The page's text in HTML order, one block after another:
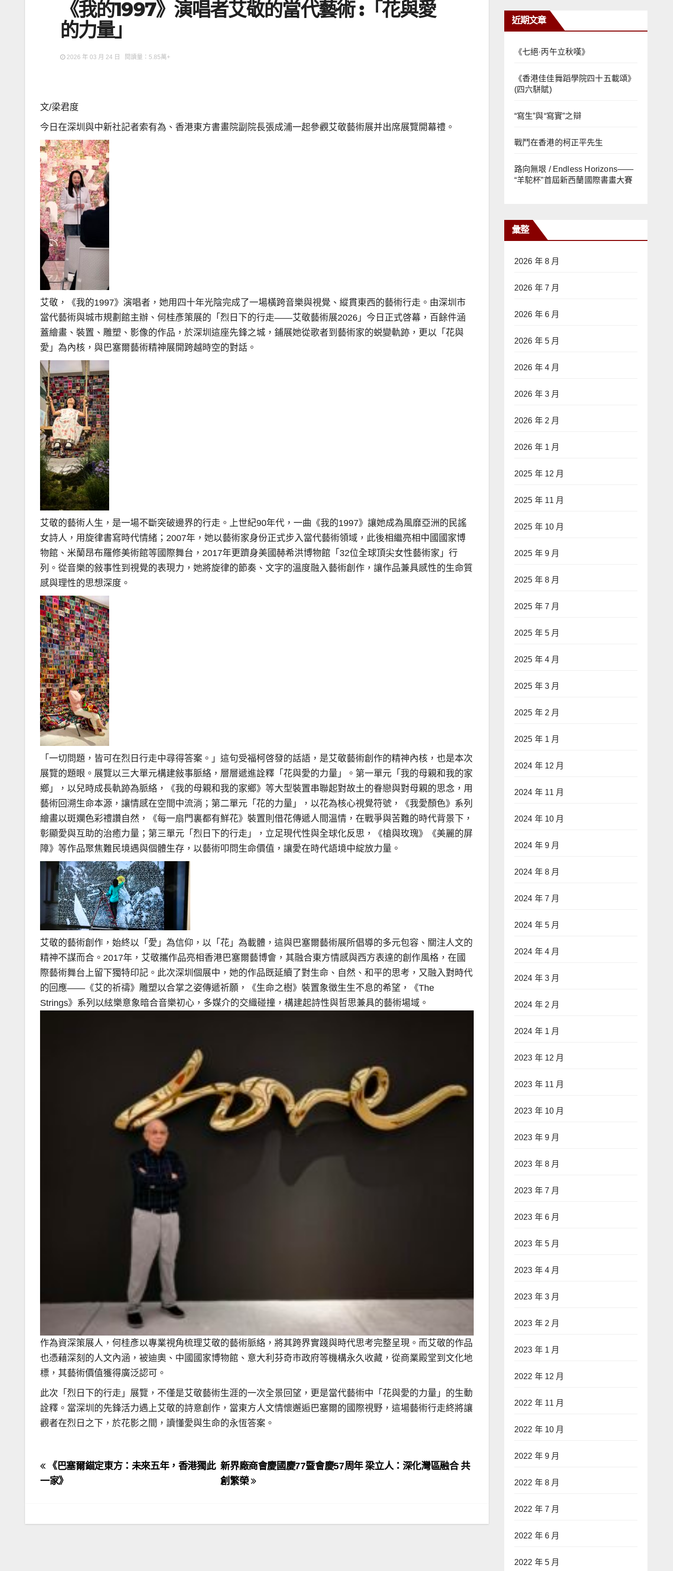
《我的1997》演唱者艾敬的當代藝術 :「花與愛
的力量」
2026 年 03 月 24 日 閱讀量：5.85萬+
文/梁君度
今日在深圳與中新社記者索有為、香港東方書畫院副院長張成浦一起參觀艾敬藝術展并出席展覽開幕禮。
艾敬，《我的1997》演唱者，她用四十年光陰完成了一場橫跨音樂與視覺、縱貫東西的藝術行走。由深圳市
當代藝術與城市規劃館主辦、何桂彥策展的「烈日下的行走——艾敬藝術展2026」今日正式啓幕，百餘件涵
蓋繪畫、裝置、雕塑、影像的作品，於深圳這座先鋒之城，鋪展她從歌者到藝術家的蜕變軌跡，更以「花與
愛」為內核，與巴塞爾藝術精神展開跨越時空的對話。
艾敬的藝術人生，是一場不斷突破邊界的行走。上世紀90年代，一曲《我的1997》讓她成為風靡亞洲的民謠
女詩人，用旋律書寫時代情緒；2007年，她以藝術家身份正式步入當代藝術領域，此後相繼亮相中國國家博
物館、米蘭昂布羅修美術館等國際舞台，2017年更躋身美國赫希洪博物館「32位全球頂尖女性藝術家」行
列。從音樂的敍事性到視覺的表現力，她將旋律的節奏、文字的溫度融入藝術創作，讓作品兼具感性的生命質
感與理性的思想深度。
「一切問題，皆可在烈日行走中尋得答案。」這句受福柯啓發的話語，是艾敬藝術創作的精神內核，也是本次
展覽的題眼。展覽以三大單元構建敍事脈絡，層層遞進詮釋「花與愛的力量」。第一單元「我的母親和我的家
鄉」，以兒時成長軌跡為脈絡，《我的母親和我的家鄉》等大型裝置串聯起對故土的眷戀與對母親的思念，用
藝術回溯生命本源，讓情感在空間中流淌；第二單元「花的力量」，以花為核心視覺符號，《我愛顏色》系列
繪畫以斑斕色彩禮讚自然，《每一扇門裏都有鮮花》裝置則借花傳遞人間溫情，在戰爭與苦難的時代背景下，
彰顯愛與互助的治癒力量；第三單元「烈日下的行走」，立足現代性與全球化反思，《槍與玫瑰》《美麗的屏
障》等作品聚焦難民境遇與個體生存，以藝術叩問生命價值，讓愛在時代語境中綻放力量。
艾敬的藝術創作，始終以「愛」為信仰，以「花」為載體，這與巴塞爾藝術展所倡導的多元包容、關注人文的
精神不謀而合。2017年，艾敬攜作品亮相香港巴塞爾藝博會，其融合東方情感與西方表達的創作風格，在國
際藝術舞台上留下獨特印記。此次深圳個展中，她的作品既延續了對生命、自然、和平的思考，又融入對時代
的回應——《艾的祈禱》雕塑以合掌之姿傳遞祈願，《生命之樹》裝置象徵生生不息的希望，《The
Strings》系列以絃樂意象暗合音樂初心，多媒介的交織碰撞，構建起詩性與哲思兼具的藝術場域。
作為資深策展人，何桂彥以專業視角梳理艾敬的藝術脈絡，將其跨界實踐與時代思考完整呈現。而艾敬的作品
也憑藉深刻的人文內涵，被迪奧、中國國家博物館、意大利芬奇市政府等機構永久收藏，從商業殿堂到文化地
標，其藝術價值獲得廣泛認可。
此次「烈日下的行走」展覽，不僅是艾敬藝術生涯的一次全景回望，更是當代藝術中「花與愛的力量」的生動
詮釋。當深圳的先鋒活力遇上艾敬的詩意創作，當東方人文情懷邂逅巴塞爾的國際視野，這場藝術行走終將讓
觀者在烈日之下，於花影之間，讀懂愛與生命的永恆答案。
文
章
覽
新界廠商會慶國慶77暨會慶57周年 梁立人：深化灣區融合 共
創繁榮
《巴塞爾錨定東方：未來五年，香港獨此
一家》
近期文章
《七絕·丙午立秋嘆》
《香港佳佳舞蹈學院四十五載頌》
(四六駢賦)
“寫生”與“寫實”之辯
戰鬥在香港的柯正平先生
路向無垠 / Endless Horizons——
“羊駝杯”首屆新西蘭國際書畫大賽
彙整
2026 年 8 月
2026 年 7 月
2026 年 6 月
2026 年 5 月
2026 年 4 月
2026 年 3 月
2026 年 2 月
2026 年 1 月
2025 年 12 月
2025 年 11 月
2025 年 10 月
2025 年 9 月
2025 年 8 月
2025 年 7 月
2025 年 5 月
2025 年 4 月
2025 年 3 月
2025 年 2 月
2025 年 1 月
2024 年 12 月
2024 年 11 月
2024 年 10 月
2024 年 9 月
2024 年 8 月
2024 年 7 月
2024 年 5 月
2024 年 4 月
2024 年 3 月
2024 年 2 月
2024 年 1 月
2023 年 12 月
2023 年 11 月
2023 年 10 月
2023 年 9 月
2023 年 8 月
2023 年 7 月
2023 年 6 月
2023 年 5 月
2023 年 4 月
2023 年 3 月
2023 年 2 月
2023 年 1 月
2022 年 12 月
2022 年 11 月
2022 年 10 月
2022 年 9 月
2022 年 8 月
2022 年 7 月
2022 年 6 月
2022 年 5 月